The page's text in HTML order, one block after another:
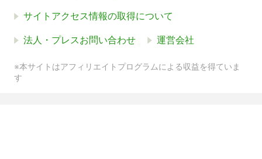
サイトアクセス情報の取得について
法人・プレスお問い合わせ 運営会社
※本サイトはアフィリエイトプログラムによる収益を得ていま
す